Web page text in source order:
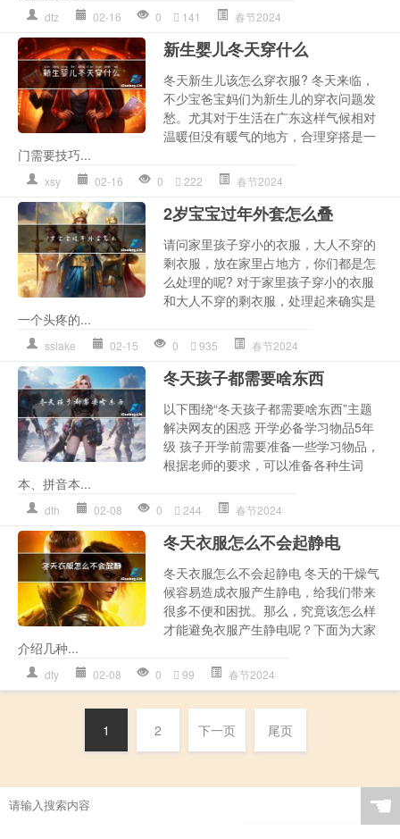
dtz 02-16 0 141 春节2024
新生婴儿冬天穿什么
冬天新生儿该怎么穿衣服? 冬天来临，
不少宝爸宝妈们为新生儿的穿衣问题发
愁。尤其对于生活在广东这样气候相对
温暖但没有暖气的地方，合理穿搭是一
门需要技巧...
xsy 02-16 0 222 春节2024
2岁宝宝过年外套怎么叠
请问家里孩子穿小的衣服，大人不穿的
剩衣服，放在家里占地方，你们都是怎
么处理的呢? 对于家里孩子穿小的衣服
和大人不穿的剩衣服，处理起来确实是
一个头疼的...
sslake 02-15 0 935 春节2024
冬天孩子都需要啥东西
以下围绕“冬天孩子都需要啥东西”主题
解决网友的困惑 开学必备学习物品5年
级 孩子开学前需要准备一些学习物品，
根据老师的要求，可以准备各种生词
本、拼音本...
dth 02-08 0 244 春节2024
冬天衣服怎么不会起静电
冬天衣服怎么不会起静电 冬天的干燥气
候容易造成衣服产生静电，给我们带来
很多不便和困扰。那么，究竟该怎么样
才能避免衣服产生静电呢？下面为大家
介绍几种...
dty 02-08 0 99 春节2024
1 2 下一页 尾页
☚